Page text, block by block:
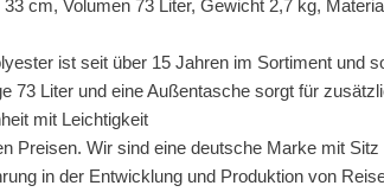
cm, Volumen 73 Liter, Gewicht 2,7 kg,
ist seit über 15 Jahren im Sortiment und
73 Liter und eine Außentasche sorgt für
mit Leichtigkeit
Preisen. Wir sind eine deutsche Marke mit
in der Entwicklung und Produktion von